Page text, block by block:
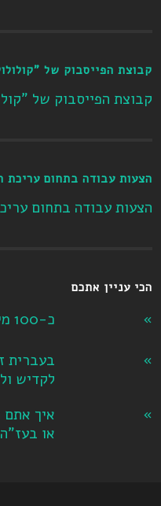
קבוצת הפייסבוק של
קבוצת הפייסבוק של
הצעות עבודה בתחום עריכת
הצעות עבודה בתחום
הכי עניין אתכם
כ-100 מילים מולחמות
בעברית
לקדיש
איך
או